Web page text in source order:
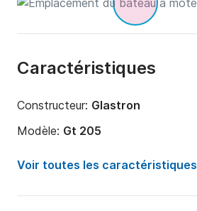
Caractéristiques
Constructeur: Glastron
Modèle: Gt 205
Puissance moteur:
220cv
Voir toutes les caractéristiques